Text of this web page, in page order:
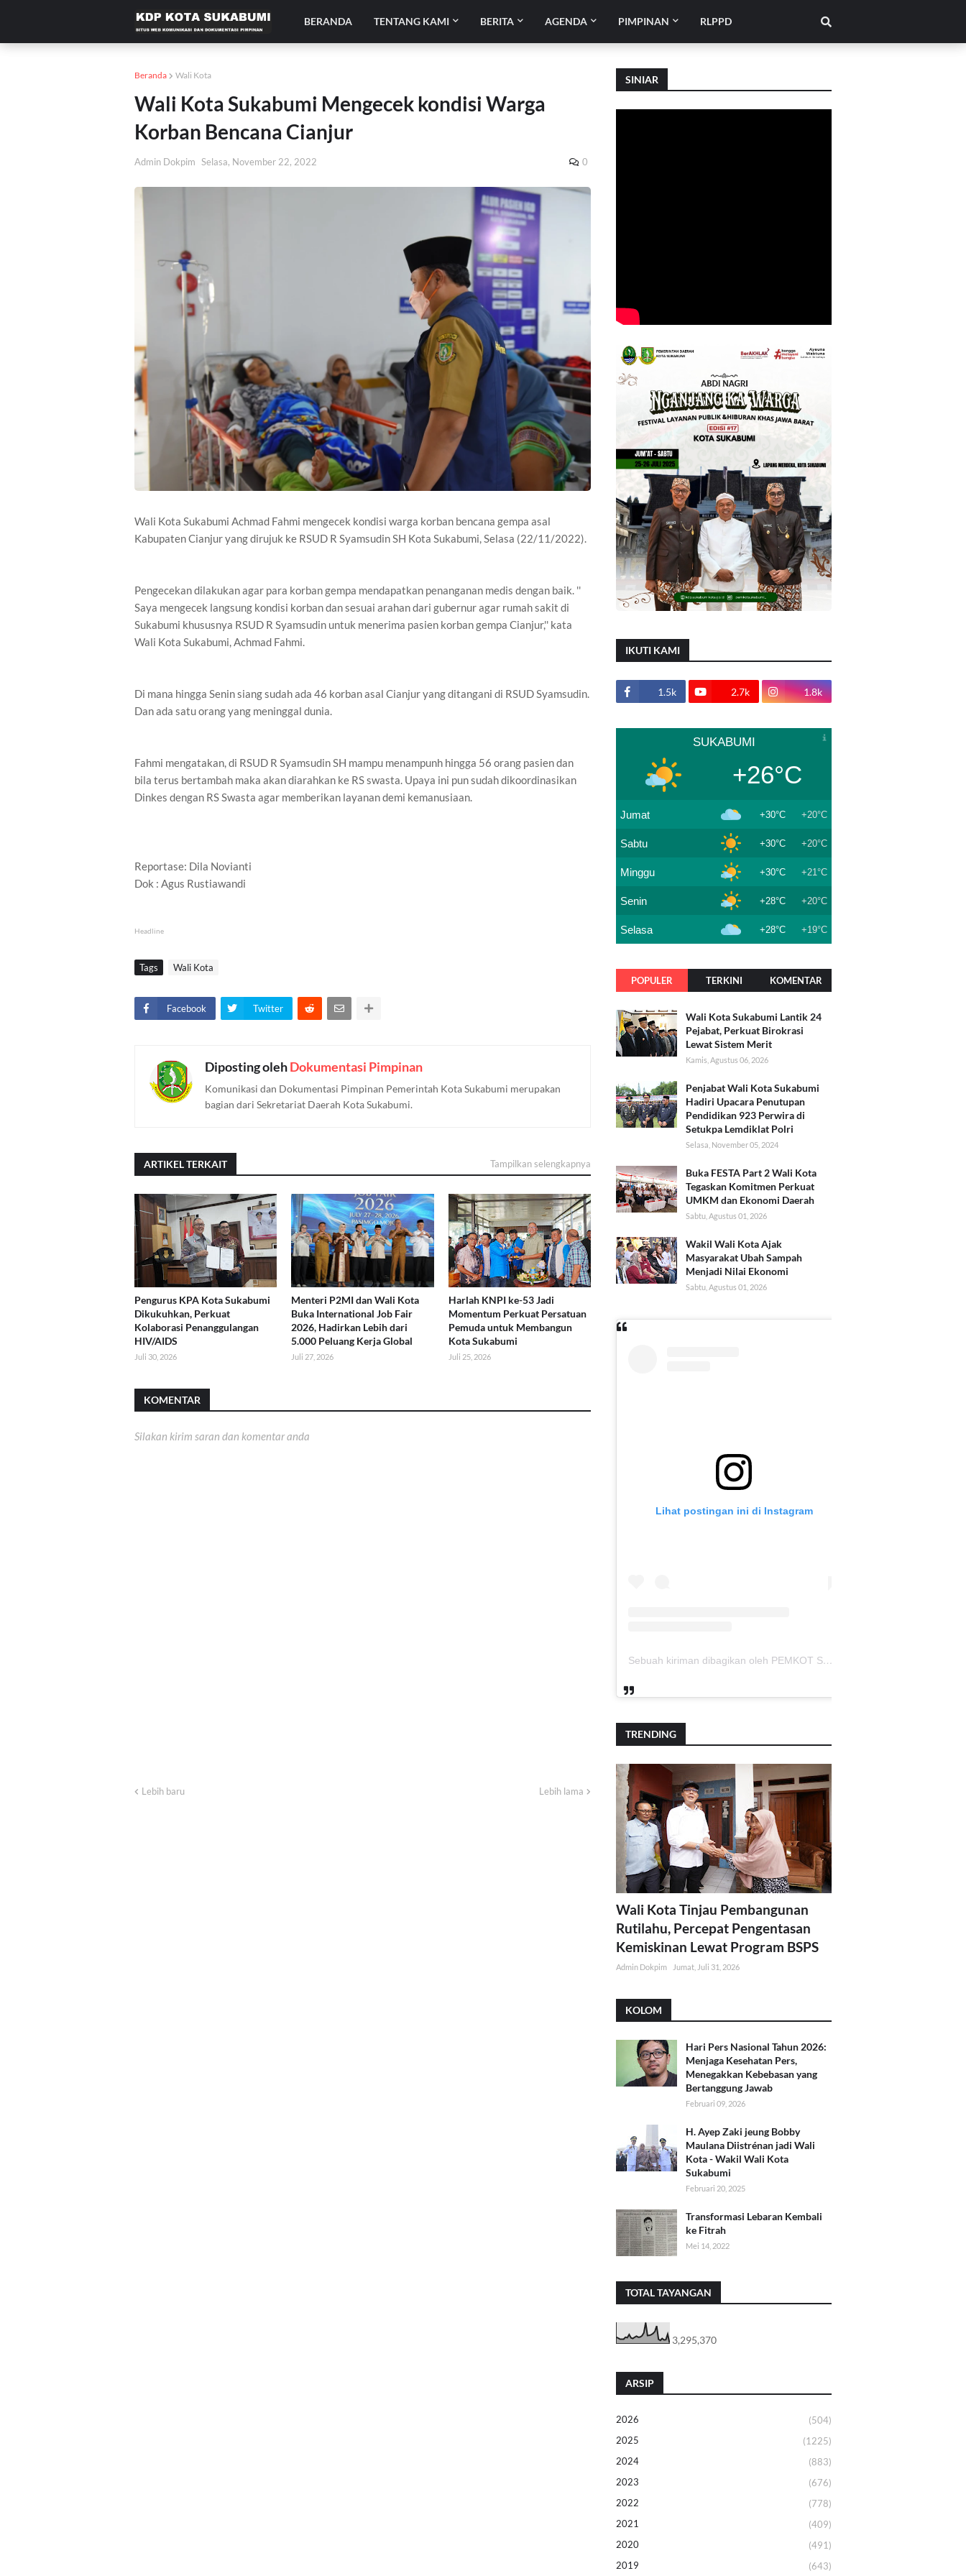
BERANDA TENTANG KAMI BERITA AGENDA PIMPINAN RLPPD
Beranda Wali Kota
Wali Kota Sukabumi Mengecek kondisi Warga
Korban Bencana Cianjur
Admin Dokpim Selasa, November 22, 2022 0
Wali Kota Sukabumi Achmad Fahmi mengecek kondisi warga korban bencana gempa asal
Kabupaten Cianjur yang dirujuk ke RSUD R Syamsudin SH Kota Sukabumi, Selasa (22/11/2022).
Pengecekan dilakukan agar para korban gempa mendapatkan penanganan medis dengan baik. ''
Saya mengecek langsung kondisi korban dan sesuai arahan dari gubernur agar rumah sakit di
Sukabumi khususnya RSUD R Syamsudin untuk menerima pasien korban gempa Cianjur,'' kata
Wali Kota Sukabumi, Achmad Fahmi.
Di mana hingga Senin siang sudah ada 46 korban asal Cianjur yang ditangani di RSUD Syamsudin.
Dan ada satu orang yang meninggal dunia.
Fahmi mengatakan, di RSUD R Syamsudin SH mampu menampunh hingga 56 orang pasien dan
bila terus bertambah maka akan diarahkan ke RS swasta. Upaya ini pun sudah dikoordinasikan
Dinkes dengan RS Swasta agar memberikan layanan demi kemanusiaan.
Reportase: Dila Novianti
Dok : Agus Rustiawandi
Headline
Tags Wali Kota
Facebook Twitter
Diposting olehDokumentasi Pimpinan
Komunikasi dan Dokumentasi Pimpinan Pemerintah Kota Sukabumi merupakan
bagian dari Sekretariat Daerah Kota Sukabumi.
ARTIKEL TERKAIT Tampilkan selengkapnya
Pengurus KPA Kota Sukabumi
Dikukuhkan, Perkuat
Kolaborasi Penanggulangan
HIV/AIDS
Juli 30, 2026
Menteri P2MI dan Wali Kota
Buka International Job Fair
2026, Hadirkan Lebih dari
5.000 Peluang Kerja Global
Juli 27, 2026
Harlah KNPI ke-53 Jadi
Momentum Perkuat Persatuan
Pemuda untuk Membangun
Kota Sukabumi
Juli 25, 2026
KOMENTAR
Silakan kirim saran dan komentar anda
Lebih baru Lebih lama
SINIAR
IKUTI KAMI
1.5k 2.7k 1.8k
SUKABUMI
+26°C
Jumat +30°C +20°C
Sabtu +30°C +20°C
Minggu +30°C +21°C
Senin +28°C +20°C
Selasa +28°C +19°C
POPULER TERKINI KOMENTAR
Wali Kota Sukabumi Lantik 24
Pejabat, Perkuat Birokrasi
Lewat Sistem Merit
Kamis, Agustus 06, 2026
Penjabat Wali Kota Sukabumi
Hadiri Upacara Penutupan
Pendidikan 923 Perwira di
Setukpa Lemdiklat Polri
Selasa, November 05, 2024
Buka FESTA Part 2 Wali Kota
Tegaskan Komitmen Perkuat
UMKM dan Ekonomi Daerah
Sabtu, Agustus 01, 2026
Wakil Wali Kota Ajak
Masyarakat Ubah Sampah
Menjadi Nilai Ekonomi
Sabtu, Agustus 01, 2026
Lihat postingan ini di Instagram
Sebuah kiriman dibagikan oleh PEMKOT SUKABUMI (@pemkotsukabumi_)
TRENDING
Wali Kota Tinjau Pembangunan
Rutilahu, Percepat Pengentasan
Kemiskinan Lewat Program BSPS
Admin Dokpim Jumat, Juli 31, 2026
KOLOM
Hari Pers Nasional Tahun 2026:
Menjaga Kesehatan Pers,
Menegakkan Kebebasan yang
Bertanggung Jawab
Februari 09, 2026
H. Ayep Zaki jeung Bobby
Maulana Diistrénan jadi Wali
Kota - Wakil Wali Kota
Sukabumi
Februari 20, 2025
Transformasi Lebaran Kembali
ke Fitrah
Mei 14, 2022
TOTAL TAYANGAN
3,295,370
ARSIP
2026
(504)
2025
(1225)
2024
(883)
2023
(676)
2022
(778)
2021
(409)
2020
(491)
2019
(643)